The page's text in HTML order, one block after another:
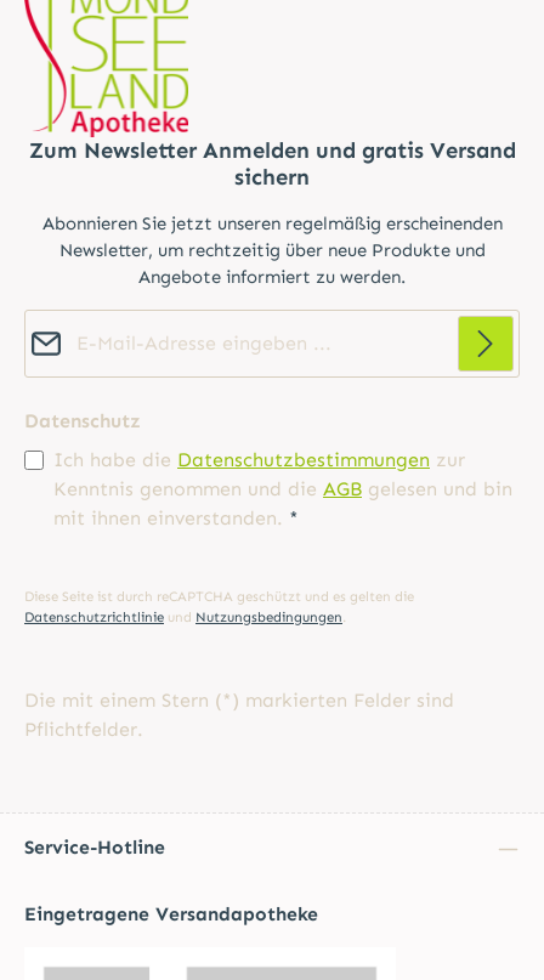
Zum Newsletter Anmelden und gratis Versand
sichern
Abonnieren Sie jetzt unseren regelmäßig erscheinenden
Newsletter, um rechtzeitig über neue Produkte und
Angebote informiert zu werden.
Datenschutz
Ich habe die Datenschutzbestimmungen zur
Kenntnis genommen und die AGB gelesen und bin
mit ihnen einverstanden. *
Diese Seite ist durch reCAPTCHA geschützt und es gelten die
Datenschutzrichtlinie und Nutzungsbedingungen.
Die mit einem Stern (*) markierten Felder sind
Pflichtfelder.
Service-Hotline
Eingetragene Versandapotheke